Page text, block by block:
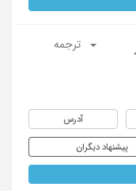
ترجمه
آدرس
پیشنهاد دیگران